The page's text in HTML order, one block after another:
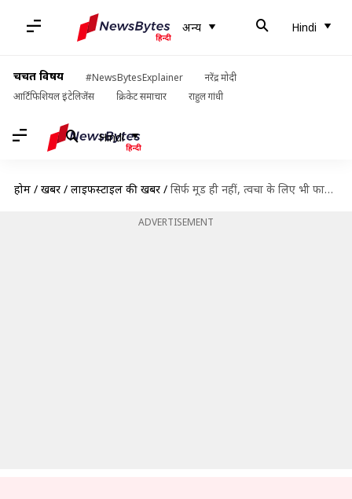
अन्य Hindi
चर्चित विषय #NewsBytesExplainer
नरेंद्र मोदी
आर्टिफिशियल इंटेलिजेंस
क्रिकेट समाचार राहुल गांधी
Hindi
होम / खबरें / लाइफस्टाइल की खबरें / सिर्फ मूड ही नहीं, त्वचा के लिए भी फायदेमंद है कॉफी
ADVERTISEMENT